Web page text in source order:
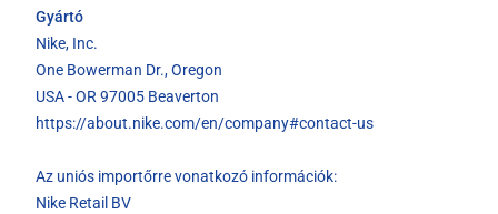
Gyártó
Nike, Inc.
One Bowerman Dr., Oregon
USA - OR 97005 Beaverton
https://about.nike.com/en/company#contact-us
Az uniós importőrre vonatkozó információk:
Nike Retail BV